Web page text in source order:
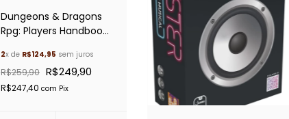
Dungeons & Dragons
Rpg: Players Handbook
2x de R$124,95 sem juros
R$259,90 R$249,90
R$247,40 com Pix